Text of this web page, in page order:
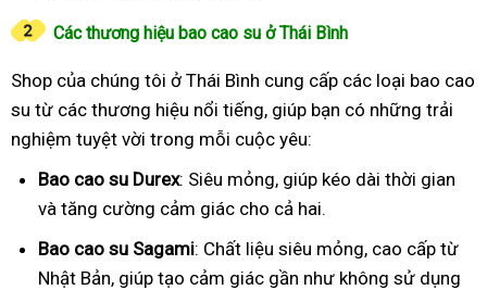
Các thương hiệu bao cao su ở Thái Bình
Shop của chúng tôi ở Thái Bình cung cấp các loại bao cao
su từ các thương hiệu nổi tiếng, giúp bạn có những trải
nghiệm tuyệt vời trong mỗi cuộc yêu:
Bao cao su Durex: Siêu mỏng, giúp kéo dài thời gian
và tăng cường cảm giác cho cả hai.
Bao cao su Sagami: Chất liệu siêu mỏng, cao cấp từ
Nhật Bản, giúp tạo cảm giác gần như không sử dụng